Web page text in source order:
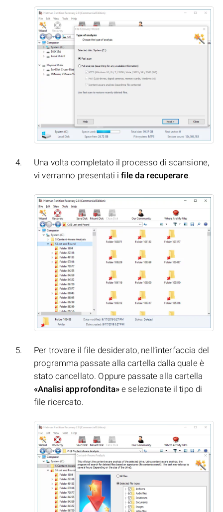
Una volta completato il processo di scansione,
vi verranno presentati ifile da recuperare.
Per trovare il file desiderato, nell’interfaccia del
programma passate alla cartella dalla quale è
stato cancellato. Oppure passate alla cartella
«Analisi approfondita»e selezionate il tipo di
file ricercato.